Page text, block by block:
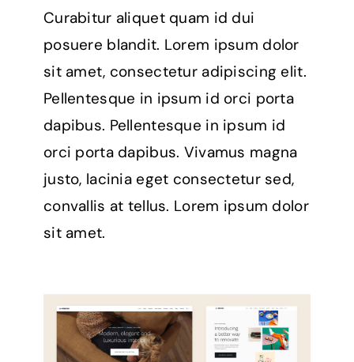
Curabitur aliquet quam id dui
posuere blandit. Lorem ipsum dolor
sit amet, consectetur adipiscing elit.
Pellentesque in ipsum id orci porta
dapibus. Pellentesque in ipsum id
orci porta dapibus. Vivamus magna
justo, lacinia eget consectetur sed,
convallis at tellus. Lorem ipsum dolor
sit amet.